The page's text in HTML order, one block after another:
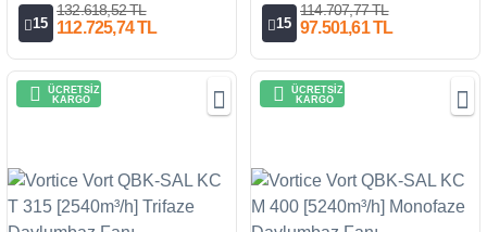
15
132.618,52 TL
112.725,74 TL 15
114.707,77 TL
97.501,61 TL
ÜCRETSİZ
KARGO
ÜCRETSİZ
KARGO